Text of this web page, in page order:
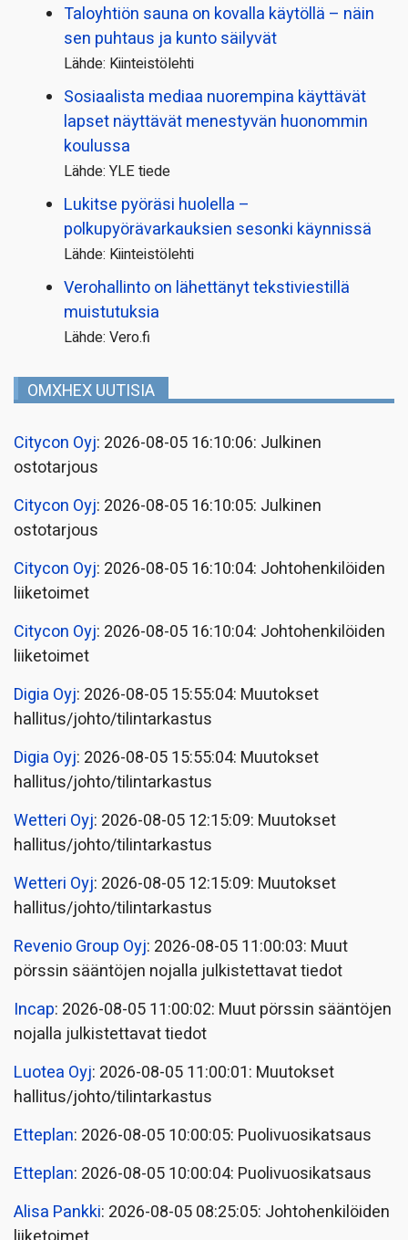
Taloyhtiön sauna on kovalla käytöllä – näin
sen puhtaus ja kunto säilyvät
Lähde: Kiinteistölehti
Sosiaalista mediaa nuorempina käyttävät
lapset näyttävät menestyvän huonommin
koulussa
Lähde: YLE tiede
Lukitse pyöräsi huolella –
polkupyörävarkauksien sesonki käynnissä
Lähde: Kiinteistölehti
Verohallinto on lähettänyt tekstiviestillä
muistutuksia
Lähde: Vero.fi
OMXHEX UUTISIA
Citycon Oyj: 2026-08-05 16:10:06: Julkinen
ostotarjous
Citycon Oyj: 2026-08-05 16:10:05: Julkinen
ostotarjous
Citycon Oyj: 2026-08-05 16:10:04: Johtohenkilöiden
liiketoimet
Citycon Oyj: 2026-08-05 16:10:04: Johtohenkilöiden
liiketoimet
Digia Oyj: 2026-08-05 15:55:04: Muutokset
hallitus/johto/tilintarkastus
Digia Oyj: 2026-08-05 15:55:04: Muutokset
hallitus/johto/tilintarkastus
Wetteri Oyj: 2026-08-05 12:15:09: Muutokset
hallitus/johto/tilintarkastus
Wetteri Oyj: 2026-08-05 12:15:09: Muutokset
hallitus/johto/tilintarkastus
Revenio Group Oyj: 2026-08-05 11:00:03: Muut
pörssin sääntöjen nojalla julkistettavat tiedot
Incap: 2026-08-05 11:00:02: Muut pörssin sääntöjen
nojalla julkistettavat tiedot
Luotea Oyj: 2026-08-05 11:00:01: Muutokset
hallitus/johto/tilintarkastus
Etteplan: 2026-08-05 10:00:05: Puolivuosikatsaus
Etteplan: 2026-08-05 10:00:04: Puolivuosikatsaus
Alisa Pankki: 2026-08-05 08:25:05: Johtohenkilöiden